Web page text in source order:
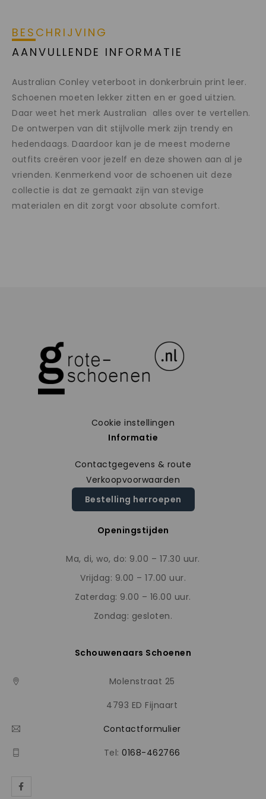
BESCHRIJVING
AANVULLENDE INFORMATIE
Australian Conley veterboot in donkerbruin print leer.
Schoenen moeten lekker zitten en er goed uitzien.
Daar weet het merk Australian alles over te vertellen.
De ontwerpen van dit stijlvolle merk zijn trendy en
hedendaags. Daardoor kan je de meest moderne
outfits creëren voor jezelf en deze showen aan al je
vrienden. Kenmerkend voor de schoenen uit deze
collectie is dat ze gemaakt zijn van stevige
materialen en dit zorgt voor absolute comfort.
Cookie instellingen
Informatie
Contactgegevens & route
Verkoopvoorwaarden
Bestelling herroepen
Openingstijden
Ma, di, wo, do: 9.00 – 17.30 uur.
Vrijdag: 9.00 – 17.00 uur.
Zaterdag: 9.00 – 16.00 uur.
Zondag: gesloten.
Schouwenaars Schoenen
Molenstraat 25
4793 ED Fijnaart
Contactformulier
Tel: 0168-462766